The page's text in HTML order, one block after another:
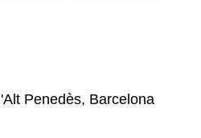
Penedès, Barcelona